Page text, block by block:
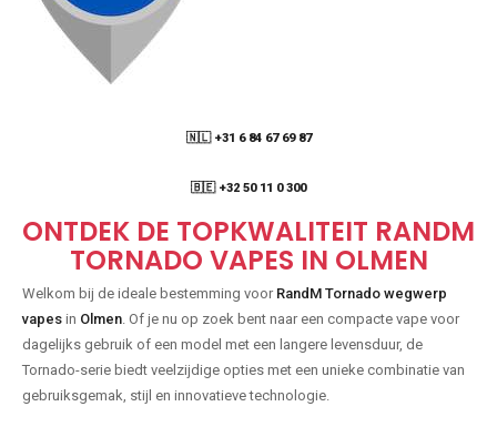
🇳🇱 +31 6 84 67 69 87
🇧🇪 +32 50 11 0 300
ONTDEK DE TOPKWALITEIT RANDM
TORNADO VAPES IN OLMEN
Welkom bij de ideale bestemming voor RandM Tornado wegwerp
vapes in Olmen . Of je nu op zoek bent naar een compacte vape voor
dagelijks gebruik of een model met een langere levensduur, de
Tornado-serie biedt veelzijdige opties met een unieke combinatie van
gebruiksgemak, stijl en innovatieve technologie.